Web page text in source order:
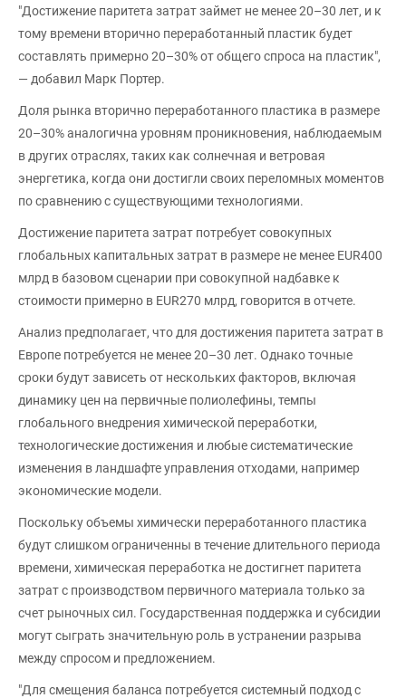
"Достижение паритета затрат займет не менее 20–30 лет, и к
тому времени вторично переработанный пластик будет
составлять примерно 20–30% от общего спроса на пластик",
— добавил Марк Портер.
Доля рынка вторично переработанного пластика в размере
20–30% аналогична уровням проникновения, наблюдаемым
в других отраслях, таких как солнечная и ветровая
энергетика, когда они достигли своих переломных моментов
по сравнению с существующими технологиями.
Достижение паритета затрат потребует совокупных
глобальных капитальных затрат в размере не менее EUR400
млрд в базовом сценарии при совокупной надбавке к
стоимости примерно в EUR270 млрд, говорится в отчете.
Анализ предполагает, что для достижения паритета затрат в
Европе потребуется не менее 20–30 лет. Однако точные
сроки будут зависеть от нескольких факторов, включая
динамику цен на первичные полиолефины, темпы
глобального внедрения химической переработки,
технологические достижения и любые систематические
изменения в ландшафте управления отходами, например
экономические модели.
Поскольку объемы химически переработанного пластика
будут слишком ограниченны в течение длительного периода
времени, химическая переработка не достигнет паритета
затрат с производством первичного материала только за
счет рыночных сил. Государственная поддержка и субсидии
могут сыграть значительную роль в устранении разрыва
между спросом и предложением.
"Для смещения баланса потребуется системный подход с